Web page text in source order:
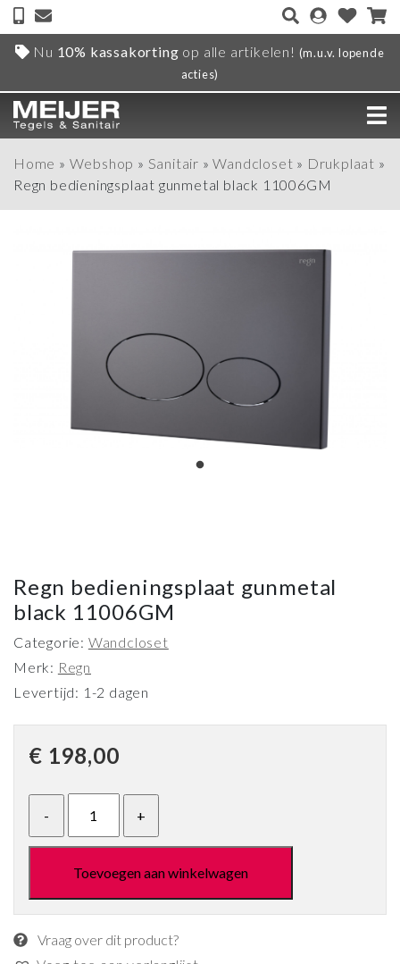
Nu 10% kassakorting op alle artikelen! (m.u.v. lopende
acties)
Home » Webshop » Sanitair »Wandcloset » Drukplaat »
Regn bedieningsplaat gunmetal black 11006GM
Regn bedieningsplaat gunmetal
black 11006GM
Categorie: Wandcloset
Merk: Regn
Levertijd: 1-2 dagen
€ 198,00
Toevoegen aan winkelwagen
Vraag over dit product?